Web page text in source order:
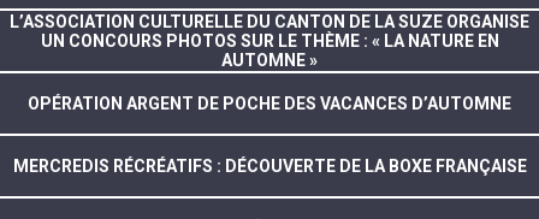
L’ASSOCIATION CULTURELLE DU CANTON DE LA SUZE ORGANISE
UN CONCOURS PHOTOS SUR LE THÈME : « LA NATURE EN
AUTOMNE »
OPÉRATION ARGENT DE POCHE DES VACANCES D’AUTOMNE
MERCREDIS RÉCRÉATIFS : DÉCOUVERTE DE LA BOXE FRANÇAISE